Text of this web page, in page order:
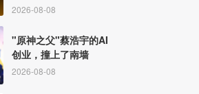
2026-08-08
"原神之父"蔡浩宇的AI
创业，撞上了南墙
2026-08-08